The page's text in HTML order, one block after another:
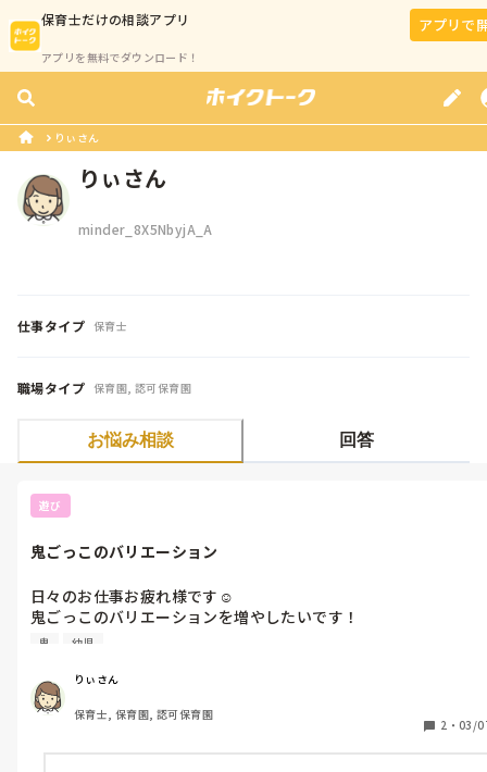
保育士だけの相談アプリ
アプリを無料でダウンロード！
アプリで
りぃさん
りぃさん
minder_8X5NbyjA_A
仕事タイプ 保育士
職場タイプ 保育園, 認可保育園
お悩み相談 回答
遊び
鬼ごっこのバリエーション
日々のお仕事お疲れ様です☺️
鬼ごっこのバリエーションを増やしたいです！
増え鬼、氷鬼、色鬼、手繋ぎ鬼の他にどんな鬼ごっこがあります
幼児クラスで楽しめる鬼ごっこがあれば教えていただけると嬉し
いです！
鬼 幼児
りぃさん
保育士, 保育園, 認可保育園
2 ・ 03/